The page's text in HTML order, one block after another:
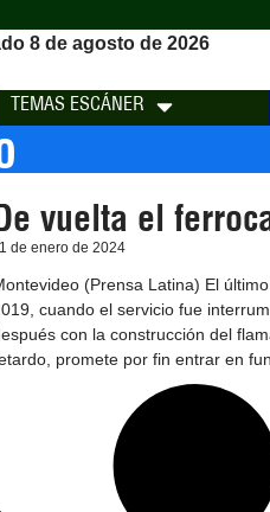
8 de agosto de 2026
TEMAS ESCÁNER
vuelta el
de enero de 2024
(Prensa Latina) El
cuando el servicio fue
con la construcción del
promete por fin entrar en